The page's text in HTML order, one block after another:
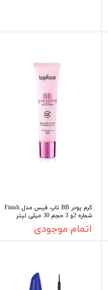
کرم پودر BB تاپ فیس مدل Finish
شماره 2و 3 حجم 30 میلی لیتر
اتمام موجودی